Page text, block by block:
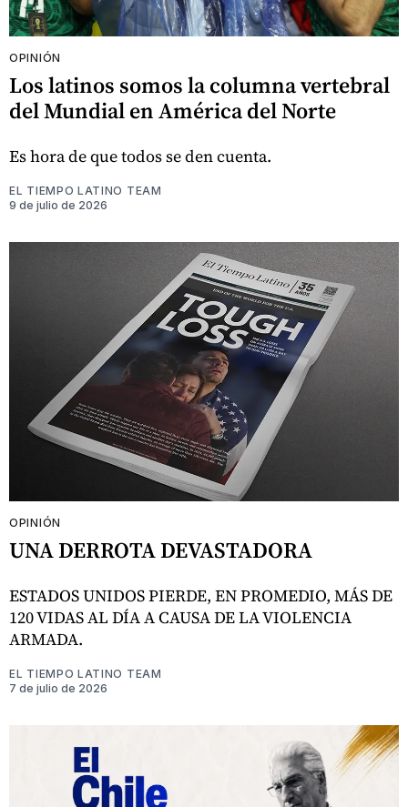
OPINIÓN
Los latinos somos la columna vertebral
del Mundial en América del Norte
Es hora de que todos se den cuenta.
EL TIEMPO LATINO TEAM
9 de julio de 2026
OPINIÓN
UNA DERROTA DEVASTADORA
ESTADOS UNIDOS PIERDE, EN PROMEDIO, MÁS DE
120 VIDAS AL DÍA A CAUSA DE LA VIOLENCIA
ARMADA.
EL TIEMPO LATINO TEAM
7 de julio de 2026